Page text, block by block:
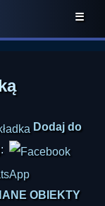
☰
Dodaj do
OBIEKTY